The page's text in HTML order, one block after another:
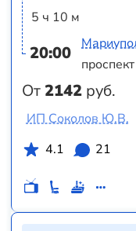
5 ч 10 м
20:00
От2142 руб.
ИП Соколов Ю.В.
4.1
21